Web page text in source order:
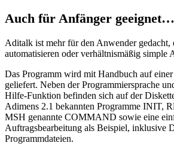
Auch für Anfänger geeignet…
Aditalk ist mehr für den Anwender gedacht,
automatisieren oder verhältnismäßig simple
Das Programm wird mit Handbuch auf
geliefert. Neben der Programmiersprache
Hilfe-Funktion befinden sich auf der
Adimens 2.1 bekannten Programme INIT,
MSH genannte COMMAND sowie eine
Auftragsbearbeitung als Beispiel, inklusive
Programmdateien.